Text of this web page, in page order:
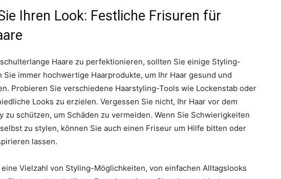
Ihren Look: Festliche Frisuren für
Haare zu perfektionieren, sollten Sie einige Styling-
Sie immer hochwertige Haarprodukte, um Ihr Haar gesund und
Probieren Sie verschiedene Haarstyling-Tools wie Lockenstab oder
Looks zu erzielen. Vergessen Sie nicht, Ihr Haar vor dem
zu schützen, um Schäden zu vermeiden. Wenn Sie Schwierigkeiten
zu stylen, können Sie auch einen Friseur um Hilfe bitten oder
lassen.
Vielzahl von Styling-Möglichkeiten, von einfachen Alltagslooks